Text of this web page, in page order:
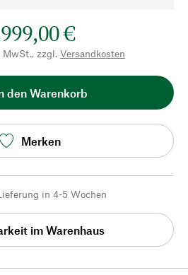
€
MwSt., zzgl. Versandkosten
den Warenkorb
Merken
in 4-5 Wochen
im Warenhaus